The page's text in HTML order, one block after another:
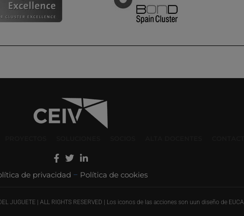
de privacidad – Política de cookies
JUGUETE | ALL RIGHTS RESERVED | Los iconos de las acciones son uun diseño de